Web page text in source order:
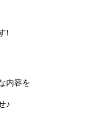
!
内容を
♪